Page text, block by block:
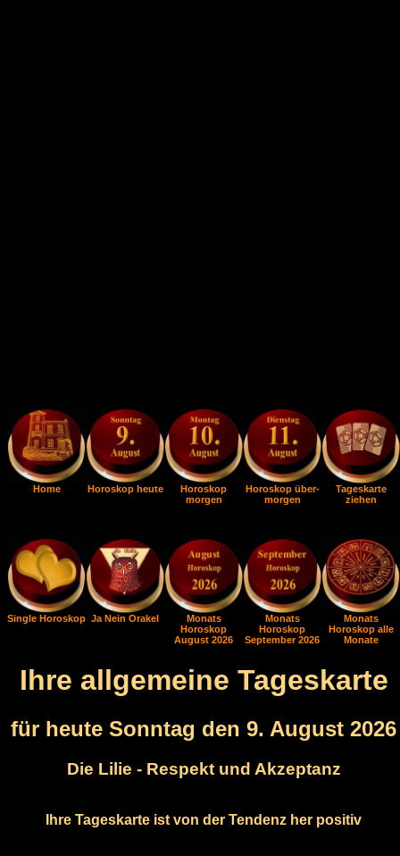
Home Horoskop heute
Horoskop
morgen
Horoskop über-
morgen
Tageskarte
ziehen
Single Horoskop Ja Nein Orakel
Monats
Horoskop
August 2026
Monats
Horoskop
September 2026
Monats
Horoskop alle
Monate
Ihre allgemeine Tageskarte
für heute Sonntag den 9. August 2026
Die Lilie - Respekt und Akzeptanz
Ihre Tageskarte ist von der Tendenz her positiv